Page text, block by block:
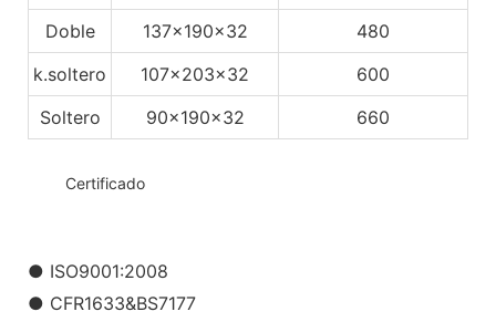
Doble
137x190x32
480
k.soltero
107x203x32
600
Soltero
90x190x32 660
Certificado
● ISO9001:2008
● CFR1633&BS7177